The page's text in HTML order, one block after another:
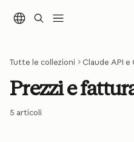
Tutte le collezioni Claude API e
Prezzi e
5 articoli